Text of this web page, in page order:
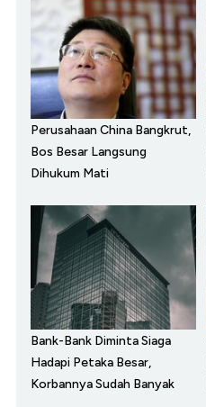
Perusahaan China Bangkrut,
Bos Besar Langsung
Dihukum Mati
Bank-Bank Diminta Siaga
Hadapi Petaka Besar,
Korbannya Sudah Banyak